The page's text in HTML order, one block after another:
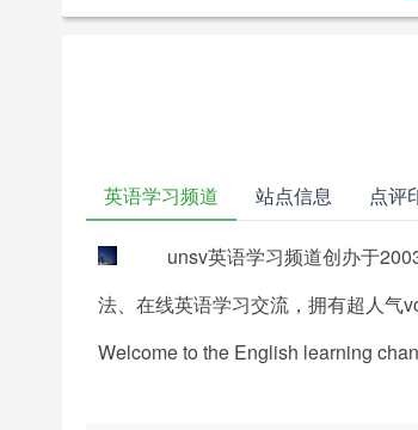
英语学习频道 站点信息 点评
unsv英语学习频道创办于
法、在线英语学习交流，拥有超人气
Welcome to the English learning